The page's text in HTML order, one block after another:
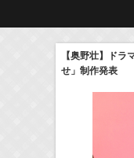
本日の出演情報
【奥野壮】ドラ
せ」制作発表